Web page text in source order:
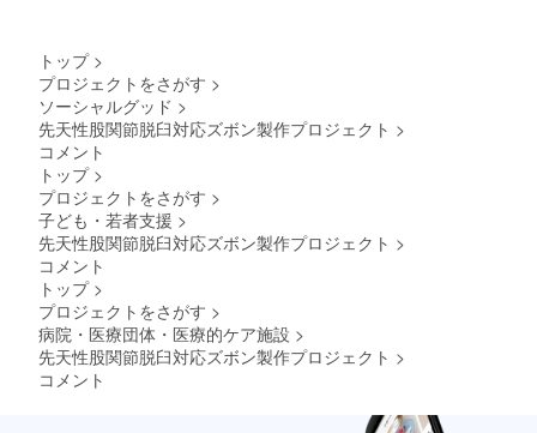
当する可能性も
ます。
トップ >
プロジェクトをさがす >
ソーシャルグッド >
先天性股関節脱臼対応ズボン製作プロジェクト >
コメント
トップ >
プロジェクトをさがす >
子ども・若者支援 >
先天性股関節脱臼対応ズボン製作プロジェクト >
コメント
トップ >
プロジェクトをさがす >
病院・医療団体・医療的ケア施設 >
先天性股関節脱臼対応ズボン製作プロジェクト >
コメント